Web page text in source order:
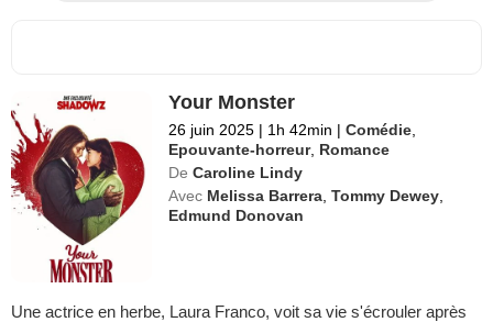
Your Monster
26 juin 2025 | 1h 42min | Comédie
Epouvante-horreur, Romance
De Caroline Lindy
Avec Melissa Barrera ,Tommy Dewey
Edmund Donovan
Une actrice en herbe, Laura Franco, voit sa vie s'écrouler après